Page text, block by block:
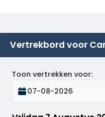
Vertrekbord voor
Toon vertrekken voor:
07-08-2026